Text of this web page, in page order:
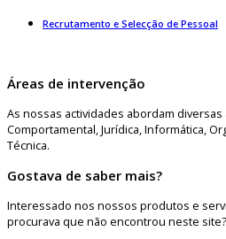
Recrutamento e Selecção de Pessoal
Áreas de intervenção
As nossas actividades abordam diversas
Comportamental, Jurídica, Informática,
Técnica.
Gostava de saber mais?
Interessado nos nossos produtos e
procurava que não encontrou neste site?